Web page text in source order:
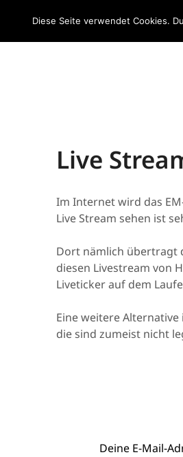
EM 2020
Live
Im Internet wird das
Live Stream sehen ist
Dort nämlich übertragt
diesen Livestream von
Liveticker auf dem
Eine weitere
die sind zumeist nicht
Deine E-Mail-
Diese Seite verwendet Cookies.